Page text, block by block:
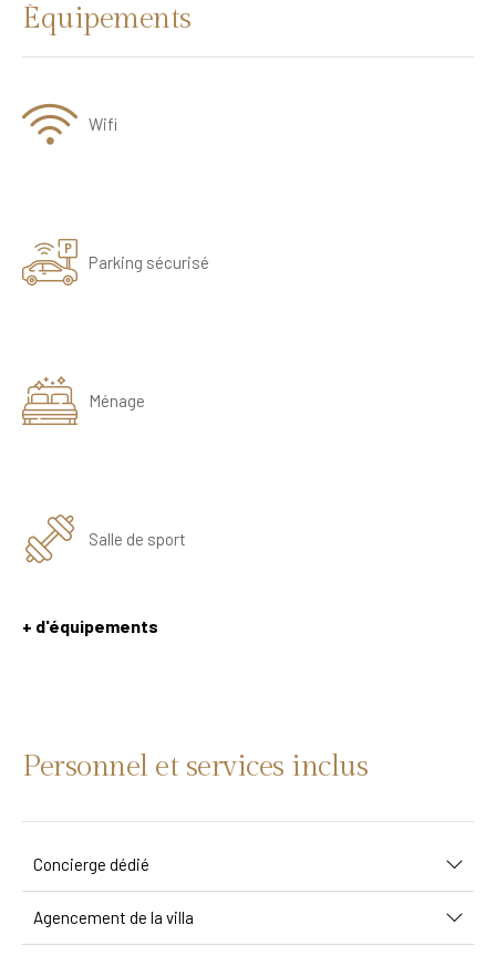
Équipements
Wifi
Parking sécurisé
Ménage
Salle de sport
+ d'équipements
Personnel et services inclus
Concierge dédié
Agencement de la villa